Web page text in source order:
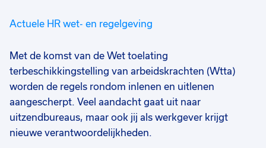
Actuele HR wet- en regelgeving
Met de komst van de Wet toelating
terbeschikkingstelling van arbeidskrachten (Wtta)
worden de regels rondom inlenen en uitlenen
aangescherpt. Veel aandacht gaat uit naar
uitzendbureaus, maar ook jij als werkgever krijgt
nieuwe verantwoordelijkheden.